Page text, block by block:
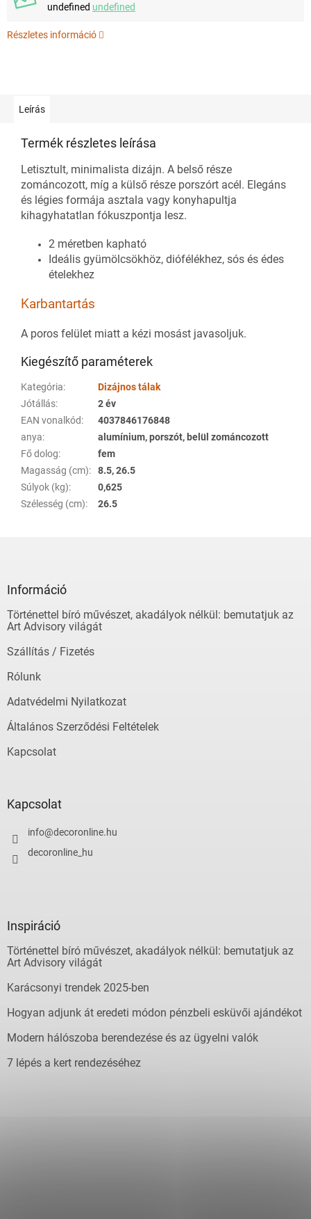
undefined undefined
Részletes információ
Leírás
Termék részletes leírása
Letisztult, minimalista dizájn. A belső része
zománcozott, míg a külső része porszórt acél. Elegáns
és légies formája asztala vagy konyhapultja
kihagyhatatlan fókuszpontja lesz.
2 méretben kapható
Ideális gyümölcsökhöz, diófélékhez, sós és édes
ételekhez
Karbantartás
A poros felület miatt a kézi mosást javasoljuk.
Kiegészítő paraméterek
Kategória:
Dizájnos tálak
Jótállás:
2 év
EAN vonalkód:
4037846176848
anya:
alumínium, porszót, belül zománcozott
Fő dolog:
fem
Magasság (cm):
8.5, 26.5
Súlyok (kg):
0,625
Szélesség (cm): 26.5
Információ
Történettel bíró művészet, akadályok nélkül: bemutatjuk az
Art Advisory világát
Szállítás / Fizetés
Rólunk
Adatvédelmi Nyilatkozat
Általános Szerződési Feltételek
Kapcsolat
Kapcsolat
info@decoronline.hu
decoronline_hu
Inspiráció
Történettel bíró művészet, akadályok nélkül: bemutatjuk az
Art Advisory világát
Karácsonyi trendek 2025-ben
Hogyan adjunk át eredeti módon pénzbeli esküvői ajándékot
Modern hálószoba berendezése és az ügyelni valók
7 lépés a kert rendezéséhez